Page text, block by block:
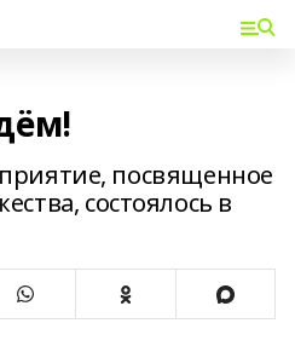
посвященное
состоялось в